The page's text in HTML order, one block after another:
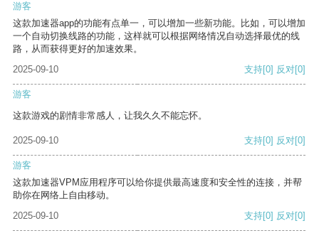
游客
这款加速器app的功能有点单一，可以增加一些新功能。比如，可以增加
一个自动切换线路的功能，这样就可以根据网络情况自动选择最优的线
路，从而获得更好的加速效果。
2025-09-10
支持[0] 反对[0]
游客
这款游戏的剧情非常感人，让我久久不能忘怀。
2025-09-10 支持[0] 反对[0]
游客
这款加速器VPM应用程序可以给你提供最高速度和安全性的连接，并帮
助你在网络上自由移动。
2025-09-10
支持[0] 反对[0]